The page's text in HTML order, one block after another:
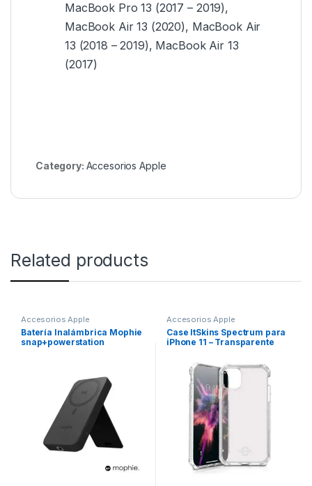
MacBook Pro 13 (2017 – 2019),
MacBook Air 13 (2020), MacBook Air
13 (2018 – 2019), MacBook Air 13
(2017)
Category: Accesorios Apple
Related products
Accesorios Apple
Batería Inalámbrica Mophie
snap+powerstation
Accesorios Apple
Case ItSkins Spectrum para
iPhone 11 – Transparente